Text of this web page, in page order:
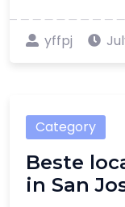
yffpj
Category
Beste
in San